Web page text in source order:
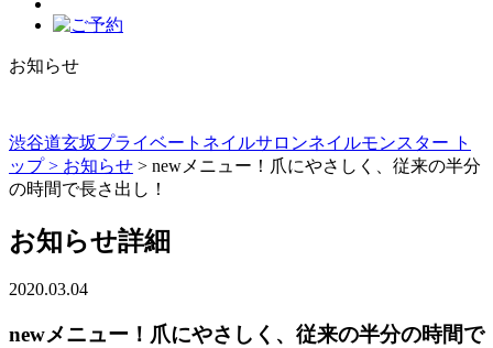
お知らせ
渋谷道玄坂プライベートネイルサロンネイルモンスター ト
ップ > お知らせ > newメニュー！爪にやさしく、従来の半分
の時間で長さ出し！
お知らせ詳細
2020.03.04
newメニュー！爪にやさしく、従来の半分の時間で